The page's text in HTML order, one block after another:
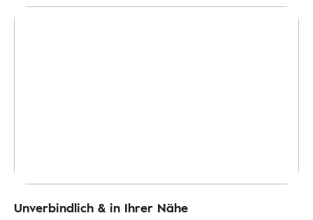
Unverbindlich & in Ihrer Nähe